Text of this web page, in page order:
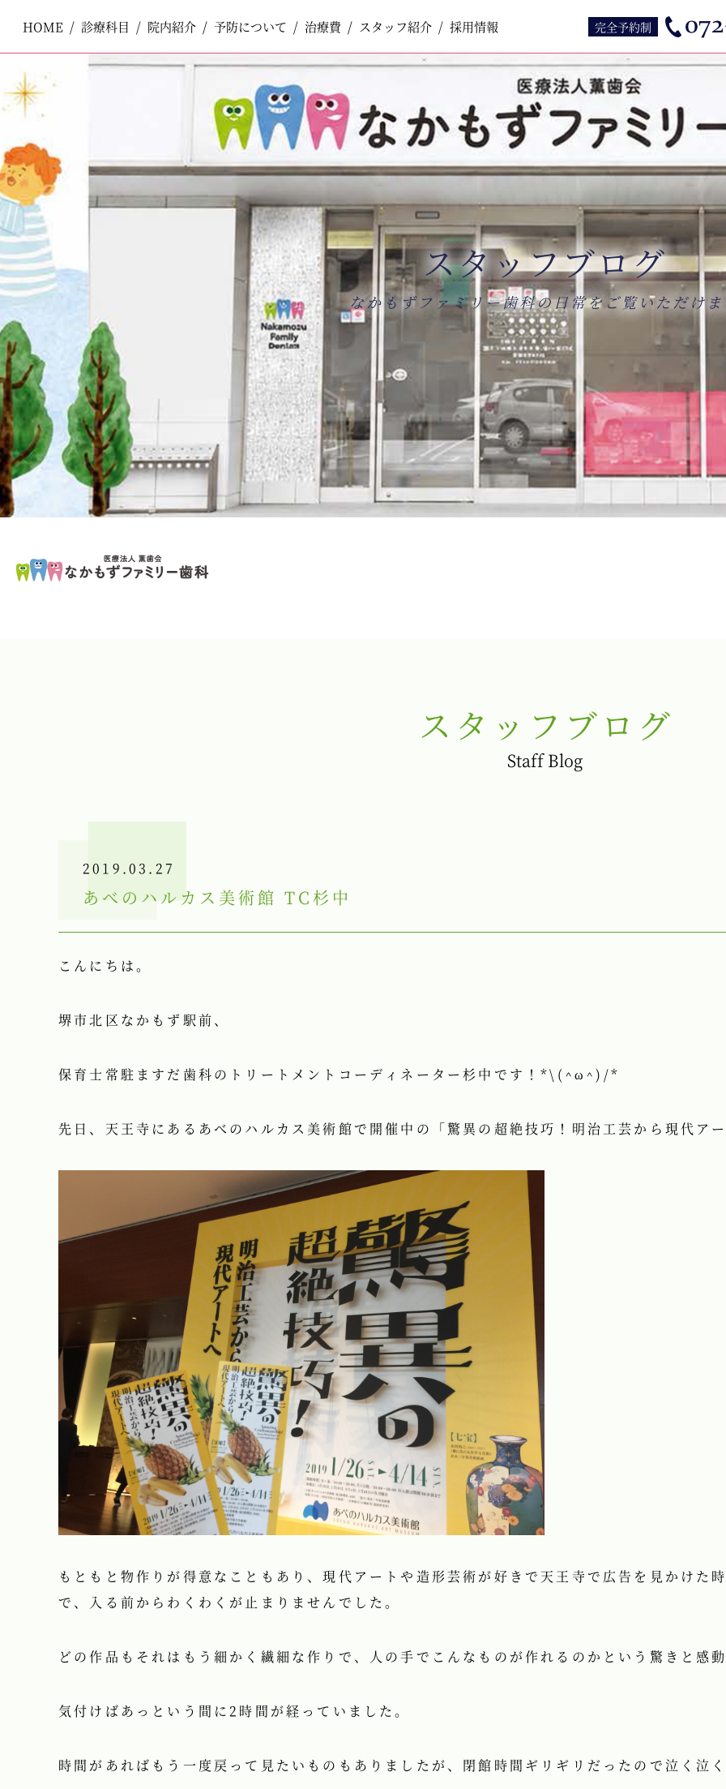
ジ
で
す
コ
ン
エ
リ
ア
へ
ナ
ビ
ゲ
ー
ョ
ン
へ
HOME 診療科目
一般歯科
予防歯科
ボツリヌストキシン製剤注入療法
院内紹介 予防について 治療費 スタッフ紹介 採用情報
テ
リ
ア
で
す
完全予約制
HOME 診療科目
一般歯科
予防歯科
ボツリヌストキシン製剤注入療法
院内紹介 予防について 治療費 スタッフ紹介 採用情報
スタッフブログ
なかもずファミリー歯科の日常をご覧いただけ
スタッフブログ
Staff Blog
2019.03.27
あべのハルカス美術館 TC杉中
こんにちは。
堺市北区なかもず駅前、
保育士常駐ますだ歯科のトリートメントコーディネーター杉中です！*\(^ω^)/*
先日、天王寺にあるあべのハルカス美術館で開催中の「驚異の超絶技巧！明治工芸から現代ア
もともと物作りが得意なこともあり、現代アートや造形芸術が好きで天王寺で広告を見かけた
で、入る前からわくわくが止まりませんでした。
どの作品もそれはもう細かく繊細な作りで、人の手でこんなものが作れるのかという驚きと感
気付けばあっという間に2時間が経っていました。
時間があればもう一度戻って見たいものもありましたが、閉館時間ギリギリだったので泣く泣